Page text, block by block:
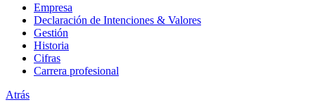
Empresa
Declaración de Intenciones & Valores
Gestión
Historia
Cifras
Carrera profesional
Atrás